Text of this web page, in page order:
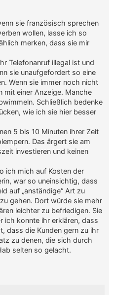
sie französisch sprechen
wollen, lasse ich so
merken, dass sie mir
Telefonanruf illegal ist und
sie unaufgefordert so eine
Wenn sie immer noch nicht
mit einer Anzeige. Manche
Schließlich bedenke
wie ich sie hier besser
5 bis 10 Minuten ihrer Zeit
Das ärgert sie am
investieren und keinen
ich mich auf Kosten der
war so uneinsichtig, dass
auf „anständige“ Art zu
gehen. Dort würde sie mehr
leichter zu befriedigen. Sie
ich konnte ihr erklären, dass
dass die Kunden gern zu ihr
zu denen, die sich durch
selten so gelacht.